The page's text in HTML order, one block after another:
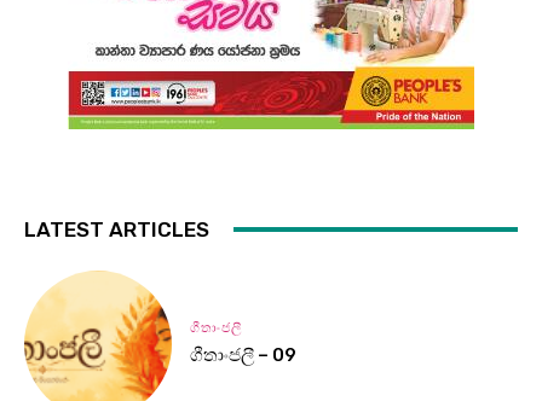
LATEST ARTICLES
ගීතාංජලී
ගීතාංජලී – 09